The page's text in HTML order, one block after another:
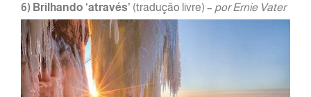
6) Brilhando ‘através’ (tradução livre) – por Ernie Vater